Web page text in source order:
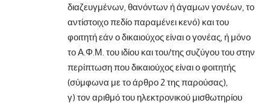
διαζευγμένων, θανόντων ή άγαμων γονέων, το
αντίστοιχο πεδίο παραμένει κενό) και του
φοιτητή εάν ο δικαιούχος είναι ο γονέας, ή μόνο
το Α.Φ.Μ. του ιδίου και του/της συζύγου του στην
περίπτωση που δικαιούχος είναι ο φοιτητής
(σύμφωνα με το άρθρο 2 της παρούσας),
γ) τον αριθμό του ηλεκτρονικού μισθωτηρίου